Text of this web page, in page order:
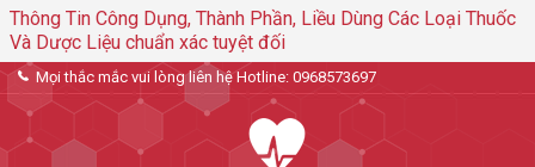
Thông Tin Công Dụng, Thành Phần, Liều Dùng Các Loại Thuốc
Và Dược Liệu chuẩn xác tuyệt đối
Mọi thắc mắc vui lòng liên hệ Hotline: 0968573697